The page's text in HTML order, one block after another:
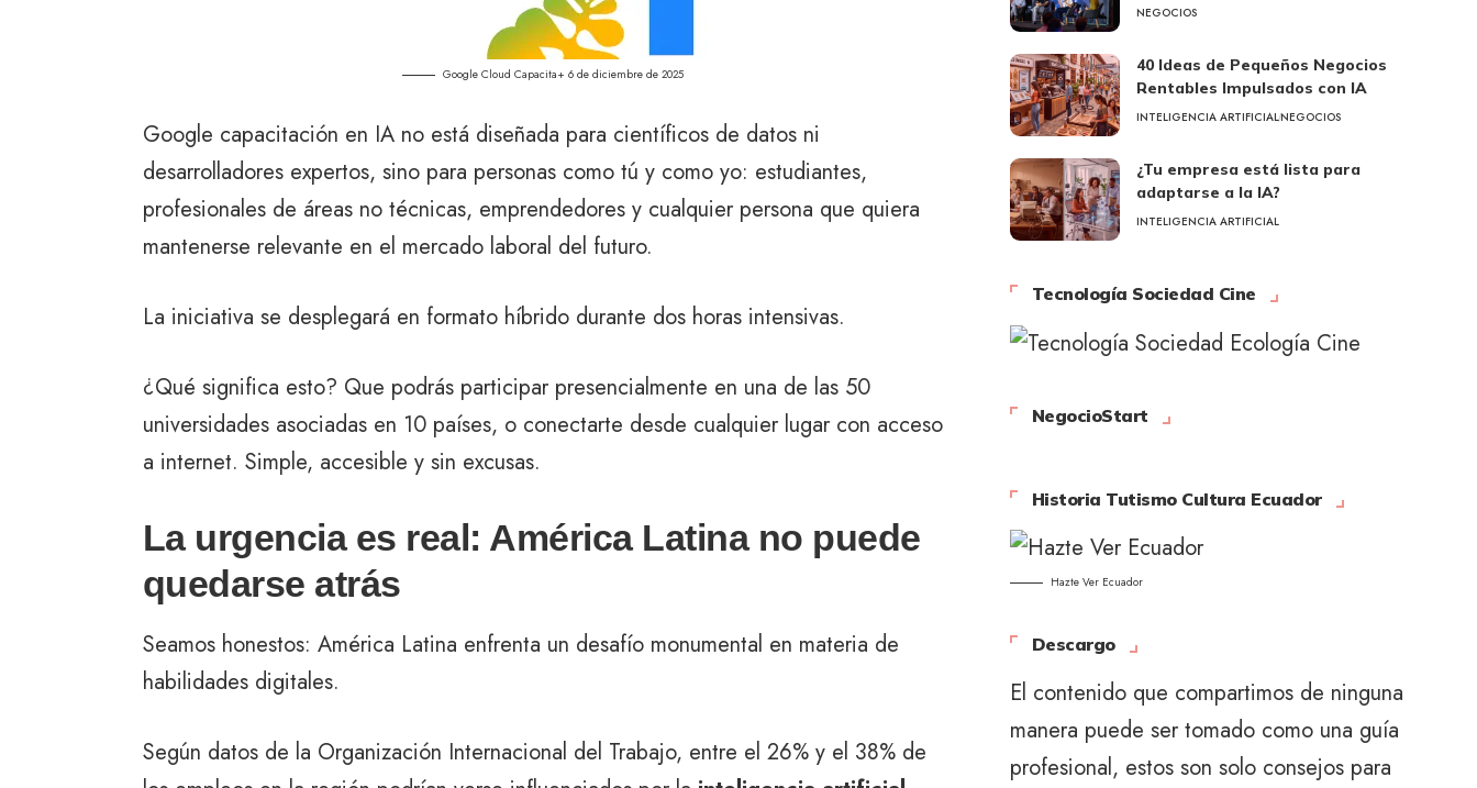
Google Cloud Capacita+ 6 de diciembre de 2025
Google capacitación en IA no está diseñada para científicos de datos ni
desarrolladores expertos, sino para personas como tú y como yo: estudiantes,
profesionales de áreas no técnicas, emprendedores y cualquier persona que quiera
mantenerse relevante en el mercado laboral del futuro.
La iniciativa se desplegará en formato híbrido durante dos horas intensivas.
¿Qué significa esto? Que podrás participar presencialmente en una de las 50
universidades asociadas en 10 países, o conectarte desde cualquier lugar con acceso
a internet. Simple, accesible y sin excusas.
La urgencia es real: América Latina no puede
quedarse atrás
Seamos honestos: América Latina enfrenta un desafío monumental en materia de
habilidades digitales.
Según datos de la Organización Internacional del Trabajo, entre el 26% y el 38% de
NEGOCIOS
40 Ideas de Pequeños Negocios
Rentables Impulsados con IA
INTELIGENCIA ARTIFICIALNEGOCIOS
¿Tu empresa está lista para
adaptarse a la IA?
INTELIGENCIA ARTIFICIAL
Tecnología Sociedad Cine
NegocioStart
Historia Tutismo Cultura Ecuador
Hazte Ver Ecuador
Descargo
El contenido que compartimos de ninguna
manera puede ser tomado como una guía
profesional, estos son solo consejos para